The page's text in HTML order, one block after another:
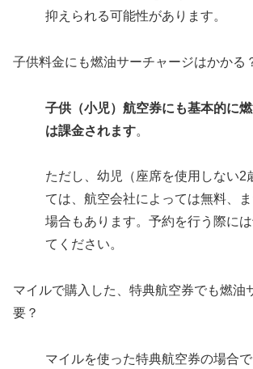
抑えられる可能性があります。
子供料金にも燃油サーチャージはかかる
子供（小児）航空券にも基本的に
は課金されます。
ただし、幼児（座席を使用しない2
ては、航空会社によっては無料、
場合もあります。予約を行う際に
てください。
マイルで購入した、特典航空券でも燃油
要？
マイルを使った特典航空券の場合で